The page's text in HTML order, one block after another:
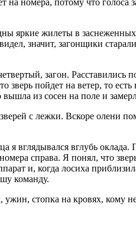
яркие жилеты в
значит, загонщики
загон.
зверь пойдет на ветер, то
из сосен на поле и
с лежки. Вскоре олени
я вглядывался вглубь
справа. Я понял, что
и, когда лосиха
команду.
стопка на кровях, кому